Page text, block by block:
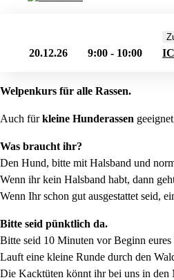
20.12.26 9:00 - 10:00
Welpenkurs für alle Rassen.
Auch fürkleine Hunderassen
Was braucht ihr?
Den Hund, bitte mit Halsband und
Wenn ihr kein Halsband habt, dann
Wenn Ihr schon gut ausgestattet seid,
Bitte seid pünktlich da.
Bitte seid 10 Minuten vor Beginn eures
Lauft eine kleine Runde durch den
Die Kacktüten könnt ihr bei uns in den